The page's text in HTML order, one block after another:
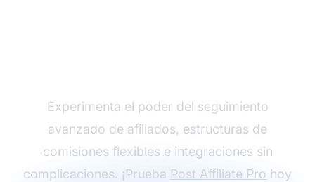
Experimenta el poder del seguimiento
avanzado de afiliados, estructuras de
comisiones flexibles e integraciones sin
complicaciones. ¡Prueba Post Affiliate Pro hoy